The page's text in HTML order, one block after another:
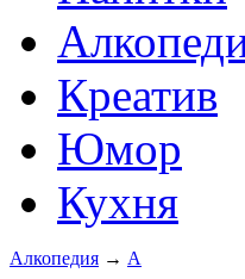
Креатив
Юмор
Кухня
Алкопедия → А